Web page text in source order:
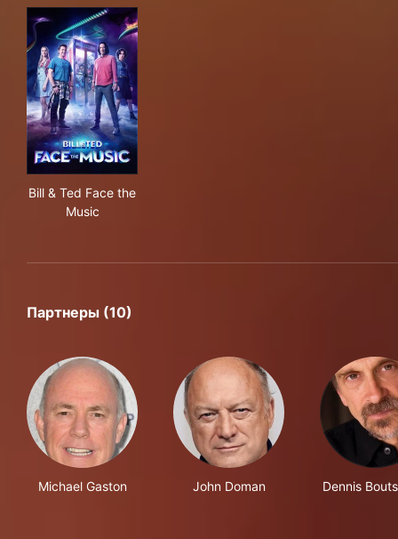
Bill & Ted Face the
Music
Партнеры (10)
Michael Gaston John Doman Dennis